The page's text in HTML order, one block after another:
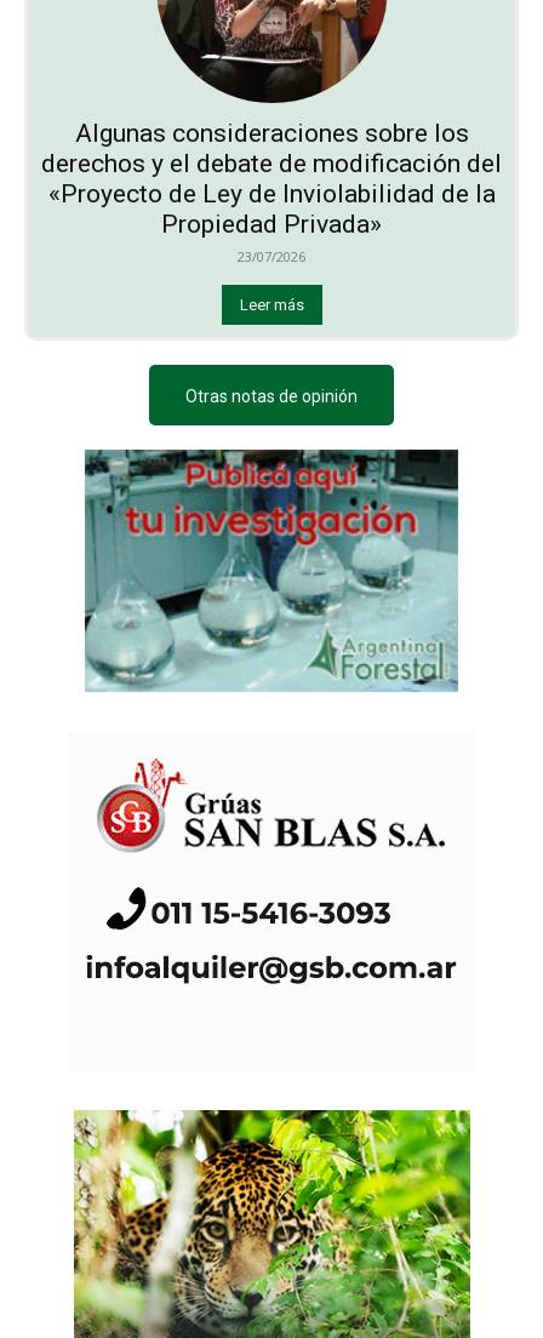
Algunas consideraciones sobre los
derechos y el debate de modificación del
«Proyecto de Ley de Inviolabilidad de la
Propiedad Privada»
23/07/2026
Leer más
Otras notas de opinión